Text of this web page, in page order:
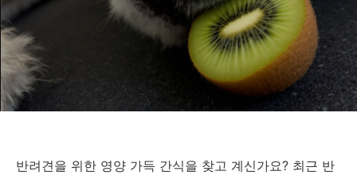
반려견을 위한 영양 가득 간식을 찾고 계신가요? 최근 반